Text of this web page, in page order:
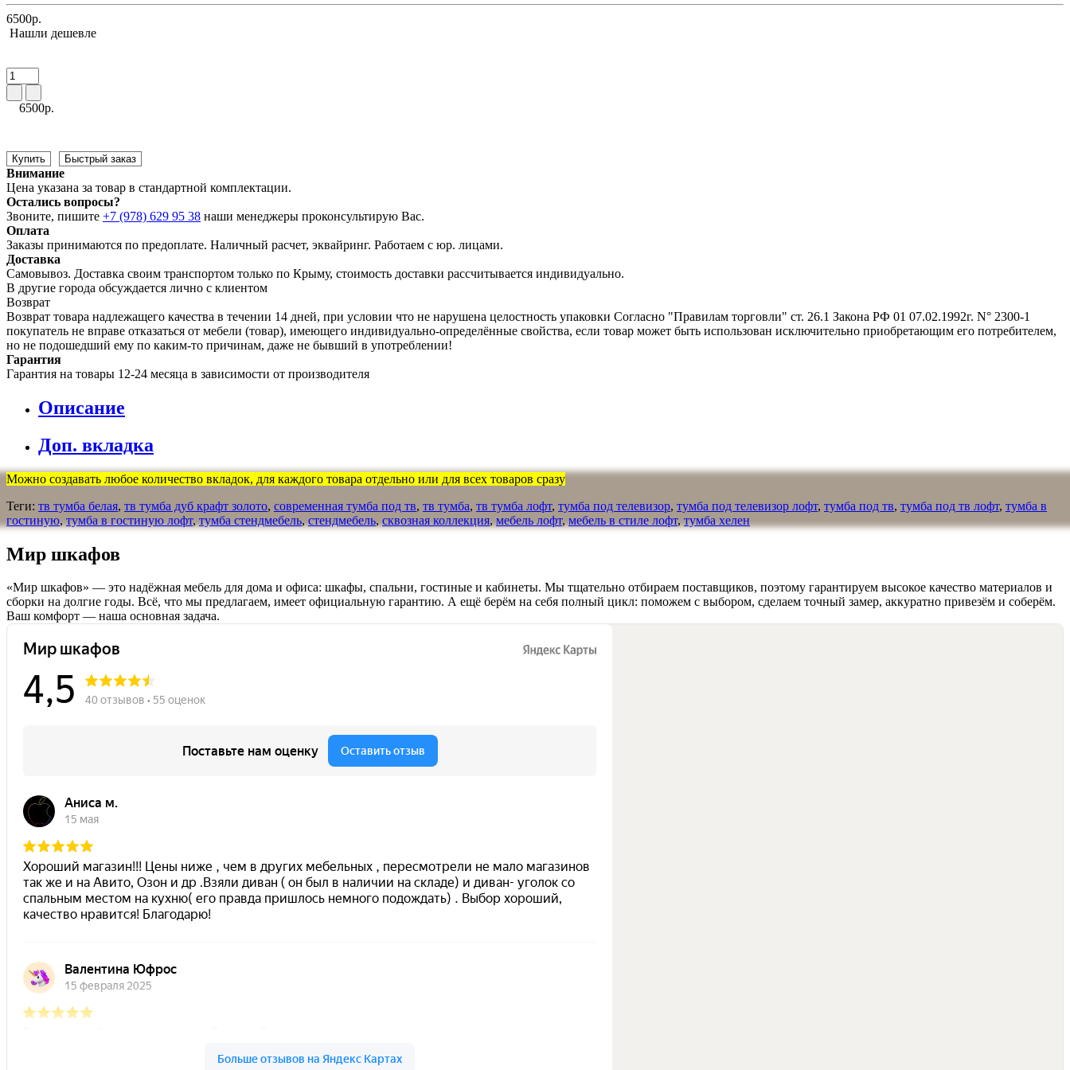
6500р.
Нашли дешевле
6500р.
Купить Быстрый заказ
Внимание
Цена указана за товар в стандартной комплектации.
Остались вопросы?
Звоните, пишите +7 (978) 629 95 38 наши менеджеры проконсультирую Вас.
Оплата
Заказы принимаются по предоплате. Наличный расчет, эквайринг. Работаем с юр. лицами.
Доставка
Самовывоз. Доставка своим транспортом только по Крыму, стоимость доставки рассчитывается индивидуально.
В другие города обсуждается лично с клиентом
Возврат
Возврат товара надлежащего качества в течении 14 дней, при условии что не нарушена целостность упаковки Согласно "Правилам торговли" ст. 26.1 Закона РФ 01 07.02.1992г. N° 2300-1
покупатель не вправе отказаться от мебели (товар), имеющего индивидуально-определённые свойства, если товар может быть использован исключительно приобретающим его потребителем,
но не подошедший eмy по каким-то причинам, даже не бывший в употреблении!
Гарантия
Гарантия на товары 12-24 месяца в зависимости от производителя
Описание
Доп. вкладка
Можно создавать любое количество вкладок, для каждого товара отдельно или для всех товаров сразу
Теги: тв тумба белая, тв тумба дуб крафт золото, современная тумба под тв, тв тумба, тв тумба лофт, тумба под телевизор, тумба под телевизор лофт, тумба под тв, тумба под тв лофт, тумба в
гостиную, тумба в гостиную лофт, тумба стендмебель, стендмебель, сквозная коллекция, мебель лофт, мебель в стиле лофт, тумба хелен
Мир шкафов
«Мир шкафов» — это надёжная мебель для дома и офиса: шкафы, спальни, гостиные и кабинеты. Мы тщательно отбираем поставщиков, поэтому гарантируем высокое качество материалов и
сборки на долгие годы. Всё, что мы предлагаем, имеет официальную гарантию. А ещё берём на себя полный цикл: поможем с выбором, сделаем точный замер, аккуратно привезём и соберём.
Ваш комфорт — наша основная задача.